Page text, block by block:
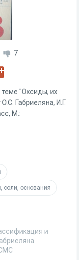
7
теме "Оксиды, их
Габриеляна, И.Г.
М.:
соли, основания
и